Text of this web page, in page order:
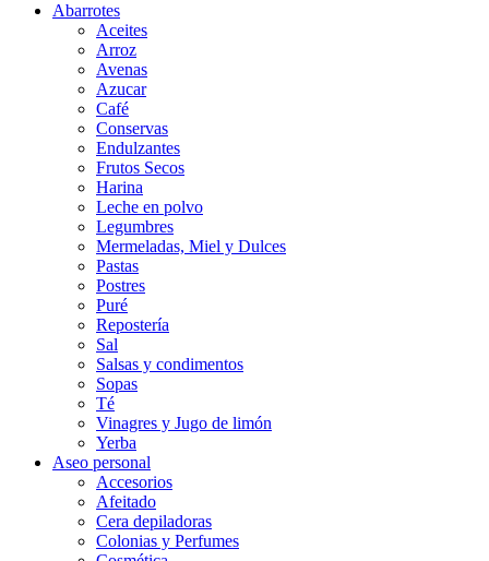
Abarrotes
Aceites
Arroz
Avenas
Azucar
Café
Conservas
Endulzantes
Frutos Secos
Harina
Leche en polvo
Legumbres
Mermeladas, Miel y Dulces
Pastas
Postres
Puré
Repostería
Sal
Salsas y condimentos
Sopas
Té
Vinagres y Jugo de limón
Yerba
Aseo personal
Accesorios
Afeitado
Cera depiladoras
Colonias y Perfumes